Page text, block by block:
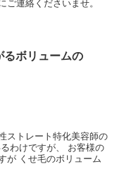
ご連絡くださいませ。
るボリュームの
ストレート特化美容師の
わけですが、 お客様の
が くせ毛のボリューム